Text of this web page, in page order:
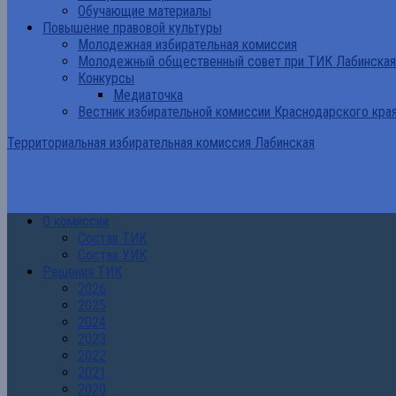
Обучающие материалы
Повышение правовой культуры
Молодежная избирательная комиссия
Молодежный общественный совет при ТИК Лабинская
Конкурсы
Медиаточка
Вестник избирательной комиссии Краснодарского
Территориальная избирательная комиссия Лабинская
О комиссии
Состав ТИК
Состав УИК
Решения ТИК
2026
2025
2024
2023
2022
2021
2020